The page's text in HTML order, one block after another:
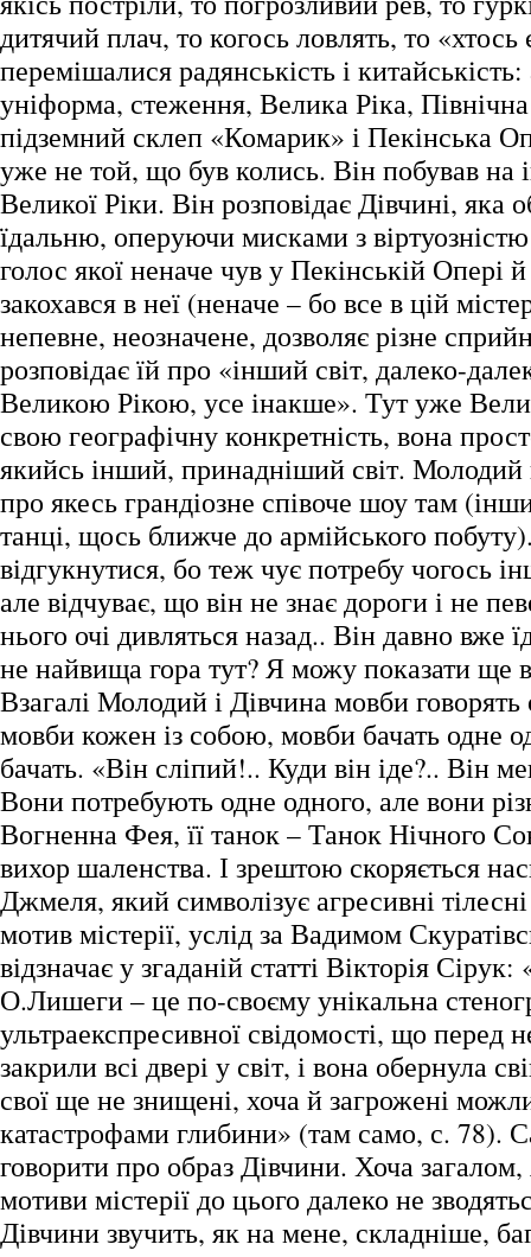
дитячий плач, то когось ловлять, то
перемішалися радянськість і
уніформа, стеження, Велика Ріка,
підземний склеп «Комарик» і Пекінська
уже не той, що був колись. Він побував на
Великої Ріки. Він розповідає Дівчині, яка
їдальню, оперуючи мисками з
голос якої неначе чув у Пекінській Опері
закохався в неї (неначе – бо все в цій
непевне, неозначене, дозволяє різне
розповідає їй про «інший світ, далеко-
Великою Рікою, усе інакше». Тут уже
свою географічну конкретність, вона
якийсь інший, принадніший світ. Молодий
про якесь грандіозне співоче шоу там
танці, щось ближче до армійського
відгукнутися, бо теж чує потребу чогось
але відчуває, що він не знає дороги і не
нього очі дивляться назад.. Він давно вже
не найвища гора тут? Я можу показати ще
Взагалі Молодий і Дівчина мовби говорять
мовби кожен із собою, мовби бачать одне
бачать. «Він сліпий!.. Куди він іде?.. Він
Вони потребують одне одного, але вони
Вогненна Фея, її танок – Танок Нічного
вихор шаленства. І зрештою скоряється
Джмеля, який символізує агресивні
мотив містерії, услід за Вадимом
відзначає у згаданій статті Вікторія Сірук:
О.Лишеги – це по-своєму унікальна
ультраекспресивної свідомості, що перед
закрили всі двері у світ, і вона обернула
свої ще не знищені, хоча й загрожені
катастрофами глибини» (там само, с. 78).
говорити про образ Дівчини. Хоча
мотиви містерії до цього далеко не
Дівчини звучить, як на мене, складніше,